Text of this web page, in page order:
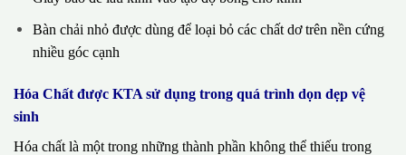
Bàn chải nhỏ được dùng để loại bỏ các chất dơ trên nền cứng
nhiều góc cạnh
Hóa Chất được KTA sử dụng trong quá trình dọn dẹp vệ
sinh
Hóa chất là một trong những thành phần không thể thiếu trong